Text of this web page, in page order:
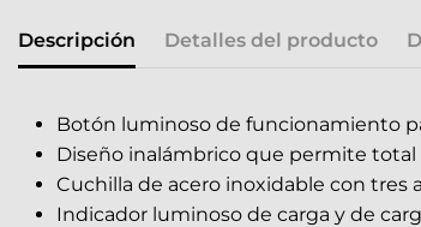
Descripción Detalles del producto
Botón luminoso de funcionamiento
Diseño inalámbrico que permite
Cuchilla de acero inoxidable con tres
Indicador luminoso de carga y de